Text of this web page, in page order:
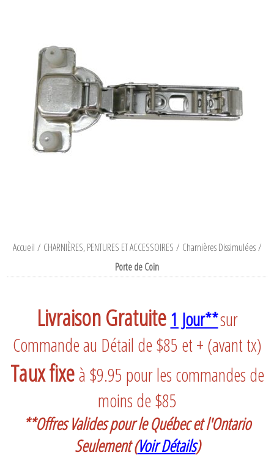
Accueil / CHARNIÈRES, PENTURES ET ACCESSOIRES / Charnières Dissimulées /
Porte de Coin
Livraison Gratuite 1 Jour**sur
Commande au Détail de $85 et + (avant tx)
Taux fixeà $9.95 pour les commandes de
moins de $85
**Offres Valides pour le Québec et l'Ontario
Seulement (Voir Détails)